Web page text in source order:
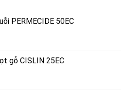
PERMECIDE 50EC
gỗ CISLIN 25EC